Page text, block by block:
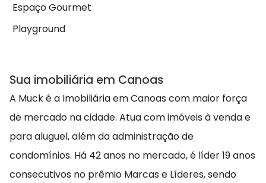
Espaço Gourmet
Playground
Sua imobiliária em Canoas
A Muck é a Imobiliária em Canoas com maior força
de mercado na cidade. Atua com imóveis à venda e
para aluguel, além da administração de
condomínios. Há 42 anos no mercado, é líder 19 anos
consecutivos no prêmio Marcas e Líderes, sendo